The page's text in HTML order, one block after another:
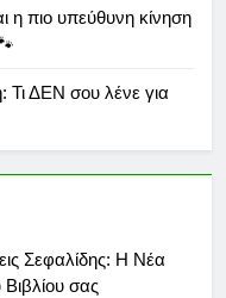
η πιο υπεύθυνη κίνηση
Τι ΔΕΝ σου λένε για
Σεφαλίδης: Η Νέα
σας